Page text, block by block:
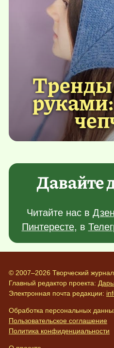
Давайте
Читайте нас в
Пинтересте, в
© 2007–2026 Творческий
Главный редактор проекта:
Электронная почта редакции:
Обработка персональных
Пользовательское соглашение
Политика конфиденциальности